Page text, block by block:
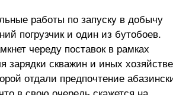
работы по запуску в добычу
погрузчик и один из бутобоев.
череду поставок в рамках
скважин и иных
отдали предпочтение